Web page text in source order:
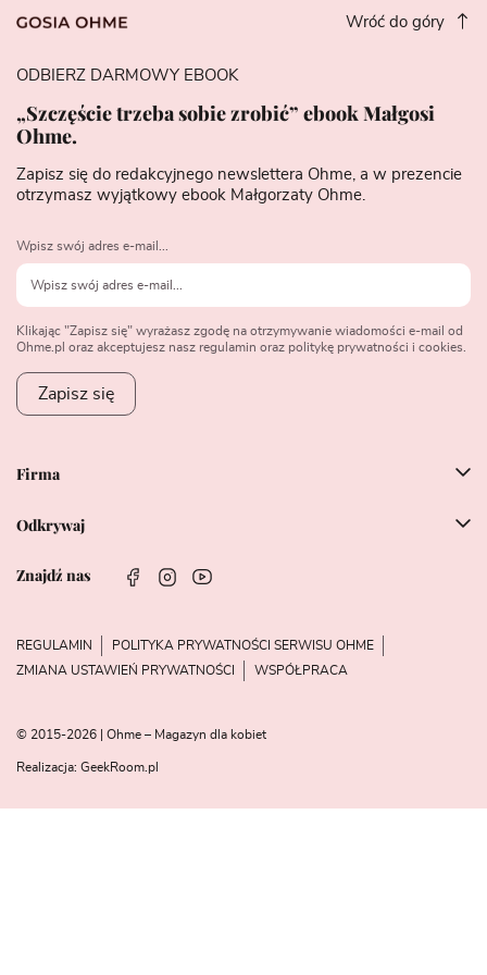
Wróć do góry
Firma
Odkrywaj
Znajdź nas
ODBIERZ DARMOWY EBOOK
„Szczęście trzeba sobie zrobić” ebook Małgosi
Ohme.
Zapisz się do redakcyjnego newslettera Ohme, a w prezencie
otrzymasz wyjątkowy ebook Małgorzaty Ohme.
Wpisz swój adres e-mail...
Klikając "Zapisz się" wyrażasz zgodę na otrzymywanie wiadomości e-mail od
Ohme.pl oraz akceptujesz nasz regulamin oraz politykę prywatności i cookies.
Zapisz się
REGULAMIN
POLITYKA PRYWATNOŚCI SERWISU OHME
ZMIANA USTAWIEŃ PRYWATNOŚCI
WSPÓŁPRACA
© 2015-2026 | Ohme – Magazyn dla kobiet
Realizacja: GeekRoom.pl